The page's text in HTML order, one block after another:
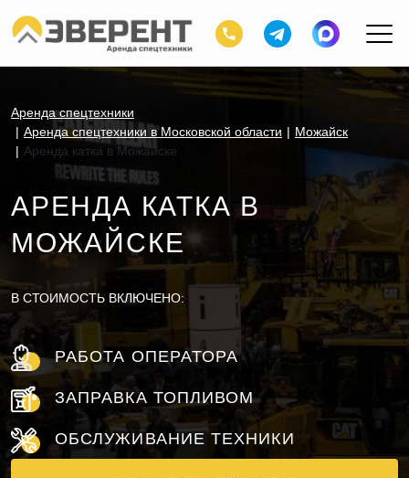
Аренда спецтехники
Аренда спецтехники в Московской области
Можайск
Аренда катка в Можайске
АРЕНДА КАТКА В
МОЖАЙСКЕ
В СТОИМОСТЬ ВКЛЮЧЕНО:
РАБОТА ОПЕРАТОРА
ЗАПРАВКА ТОПЛИВОМ
ОБСЛУЖИВАНИЕ ТЕХНИКИ